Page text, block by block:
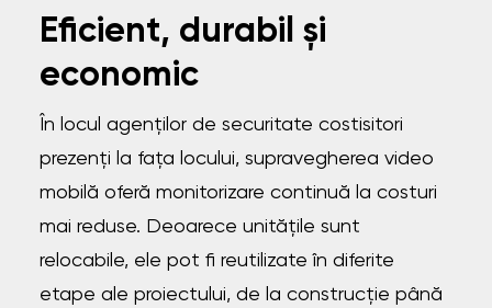
Eficient, durabil și
economic
În locul agenților de securitate costisitori
prezenți la fața locului, supravegherea video
mobilă oferă monitorizare continuă la costuri
mai reduse. Deoarece unitățile sunt
relocabile, ele pot fi reutilizate în diferite
etape ale proiectului, de la construcție până